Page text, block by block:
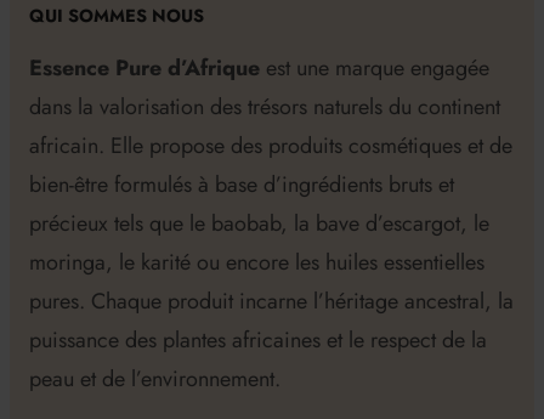
QUI SOMMES NOUS
Essence Pure d’Afrique est une marque engagée
dans la valorisation des trésors naturels du continent
africain. Elle propose des produits cosmétiques et de
bien-être formulés à base d’ingrédients bruts et
précieux tels que le baobab, la bave d’escargot, le
moringa, le karité ou encore les huiles essentielles
pures. Chaque produit incarne l’héritage ancestral, la
puissance des plantes africaines et le respect de la
peau et de l’environnement.